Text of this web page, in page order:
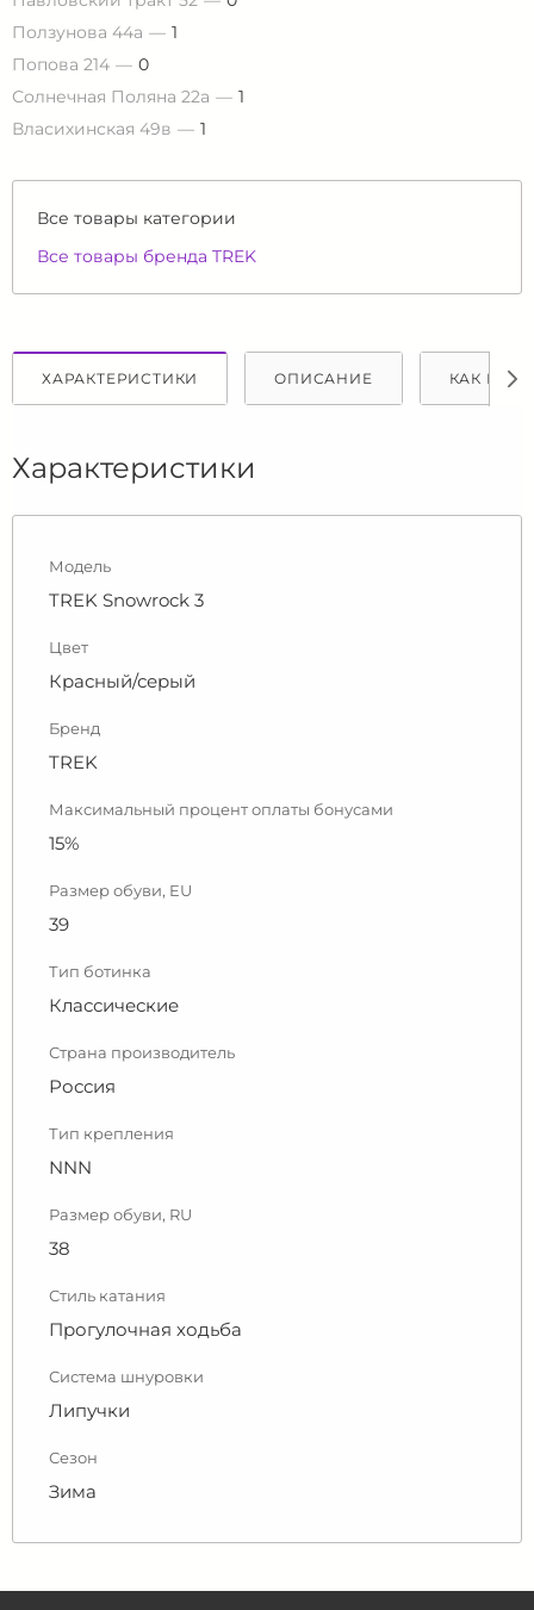
Ползунова 44а
1
Попова 214
0
Солнечная Поляна 22а
1
Власихинская 49в
1
Все товары категории
Все товары бренда TREK
ХАРАКТЕРИСТИКИ ОПИСАНИЕ КАК
Характеристики
Модель
TREK Snowrock 3
Цвет
Красный/серый
Бренд
TREK
Максимальный процент оплаты бонусами
15%
Размер обуви, EU
39
Тип ботинка
Классические
Страна производитель
Россия
Тип крепления
NNN
Размер обуви, RU
38
Стиль катания
Прогулочная ходьба
Система шнуровки
Липучки
Сезон
Зима